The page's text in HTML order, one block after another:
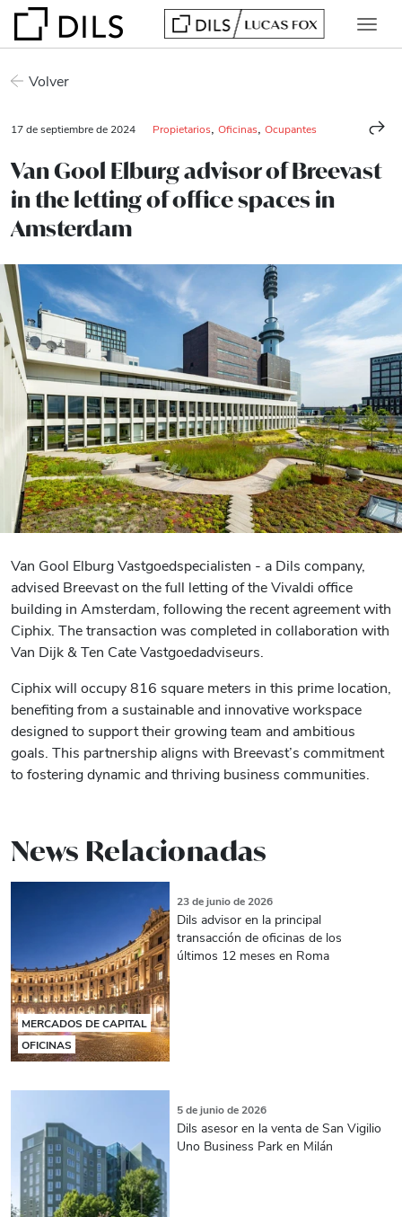
Volver
17 de septiembre de 2024 Propietarios Oficinas Ocupantes
Van Gool Elburg advisor of Breevast
in the letting of office spaces in
Amsterdam
Van Gool Elburg Vastgoedspecialisten - a Dils company,
advised Breevast on the full letting of the Vivaldi office
building in Amsterdam, following the recent agreement with
Ciphix. The transaction was completed in collaboration with
Van Dijk & Ten Cate Vastgoedadviseurs.
Ciphix will occupy 816 square meters in this prime location,
benefiting from a sustainable and innovative workspace
designed to support their growing team and ambitious
goals. This partnership aligns with Breevast’s commitment
to fostering dynamic and thriving business communities.
News Relacionadas
MERCADOS DE CAPITAL
OFICINAS
23 de junio de 2026
Dils advisor en la principal
transacción de oficinas de los
últimos 12 meses en Roma
5 de junio de 2026
Dils asesor en la venta de San Vigilio
Uno Business Park en Milán